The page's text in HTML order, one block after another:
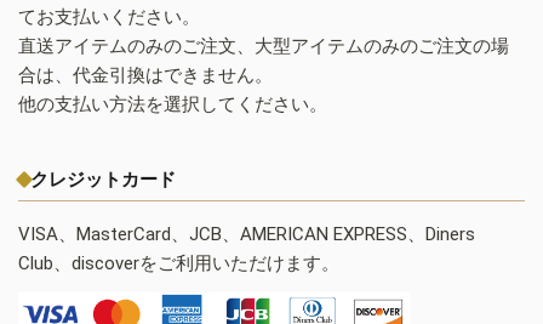
てお支払いください。
直送アイテムのみのご注文、大型アイテムのみのご注文の場
合は、代金引換はできません。
他の支払い方法を選択してください。
クレジットカード
VISA、MasterCard、JCB、AMERICAN EXPRESS、Diners
Club、discoverをご利用いただけます。